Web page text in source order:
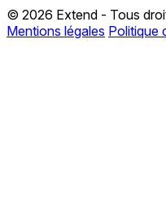
© 2026 Extend - Tous
Mentions légales Politique